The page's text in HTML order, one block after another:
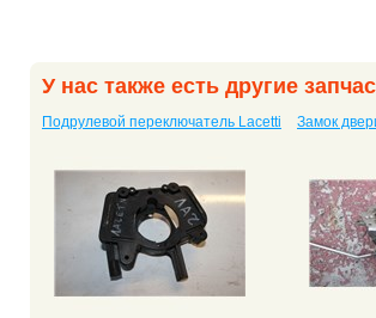
У нас также есть другие
Подрулевой переключатель Lacetti Замок